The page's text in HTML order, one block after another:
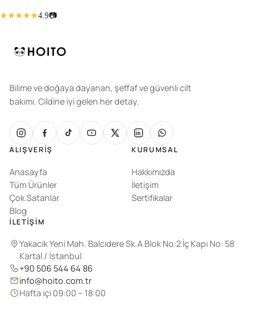
4.9📷
Bilime ve doğaya dayanan, şeffaf ve güvenli cilt
bakımı. Cildine iyi gelen her detay.
ALIŞVERIŞ
Anasayfa
Tüm Ürünler
Çok Satanlar
Blog
KURUMSAL
Hakkımızda
İletişim
Sertifikalar
İLETIŞIM
Yakacık Yeni Mah. Balcıdere Sk.A Blok No:2 İç Kapı No: 58
Kartal / İstanbul
+90 506 544 64 86
info@hoito.com.tr
Hafta içi 09:00 – 18:00